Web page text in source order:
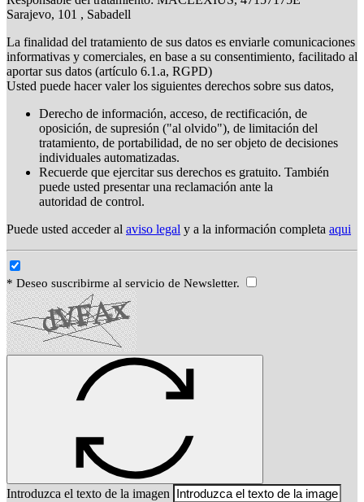
Sarajevo, 101 , Sabadell
La finalidad del tratamiento de sus datos es enviarle comunicaciones
informativas y comerciales, en base a su consentimiento, facilitado al
aportar sus datos (artículo 6.1.a, RGPD)
Usted puede hacer valer los siguientes derechos sobre sus datos,
Derecho de información, acceso, de rectificación, de
oposición, de supresión ("al olvido"), de limitación del
tratamiento, de portabilidad, de no ser objeto de decisiones
individuales automatizadas.
Recuerde que ejercitar sus derechos es gratuito. También
puede usted presentar una reclamación ante la
autoridad de control.
Puede usted acceder al aviso legal y a la información completa aqui
* Deseo suscribirme al servicio de Newsletter.
Introduzca el texto de la imagen